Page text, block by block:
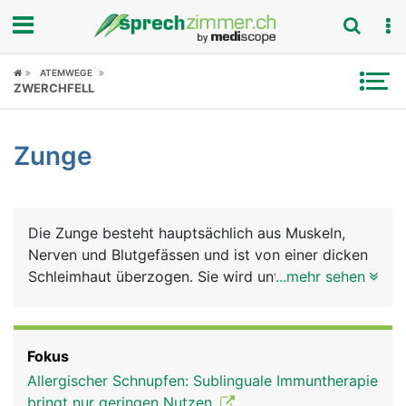
Fokus
Symptome
News
Rubriken
ATEMWEGE
ZWERCHFELL
Zunge
Die Zunge besteht hauptsächlich aus Muskeln,
Nerven und Blutgefässen und ist von einer dicken
Schleimhaut überzogen. Sie wird unterteilt in
Zungenmandel, die der Infektabwehr dient. Die
Zunge erfüllt viele Aufgaben: Sie ist unerlässlich
...mehr sehen
Fokus
Allergischer Schnupfen: Sublinguale Immuntherapie
bringt nur geringen Nutzen